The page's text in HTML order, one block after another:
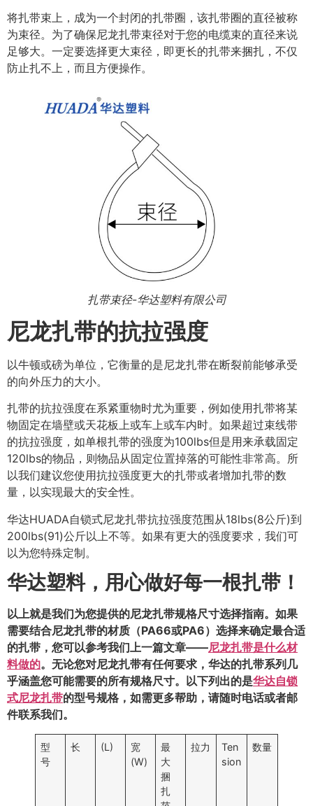
将扎带束上，成为一个封闭的扎带圈，该扎带圈的直径被称
为束径。为了确保尼龙扎带束径对于您的电缆束的直径来说
足够大。一定要选择更大束径，即更长的扎带来捆扎，不仅
防止扎不上，而且方便操作。
扎带束径-华达塑料有限公司
尼龙扎带的抗拉强度
以牛顿或磅为单位，它衡量的是尼龙扎带在断裂前能够承受
的向外压力的大小。
扎带的抗拉强度在系紧重物时尤为重要，例如使用扎带将某
物固定在墙壁或天花板上或车上或车内时。如果超过束线带
的抗拉强度，如单根扎带的强度为100lbs但是用来承载固定
120lbs的物品，则物品从固定位置掉落的可能性非常高。所
以我们建议您使用抗拉强度更大的扎带或者增加扎带的数
量，以实现最大的安全性。
华达HUADA自锁式尼龙扎带抗拉强度范围从18lbs(8公斤)到
200lbs(91)公斤以上不等。如果有更大的强度要求，我们可
以为您特殊定制。
华达塑料，用心做好每一根扎带！
以上就是我们为您提供的尼龙扎带规格尺寸选择指南。如果
需要结合尼龙扎带的材质（PA66或PA6）选择来确定最合适
的扎带，您可以参考我们上一篇文章——尼龙扎带是什么材
料做的。无论您对尼龙扎带有任何要求，华达的扎带系列几
乎涵盖您可能需要的所有规格尺寸。以下列出的是华达自锁
式尼龙扎带的型号规格，如需更多帮助，请随时电话或者邮
件联系我们。
型
号
长 (L)
宽
(W)
最
大
捆
扎
拉力
Ten
sion
数量